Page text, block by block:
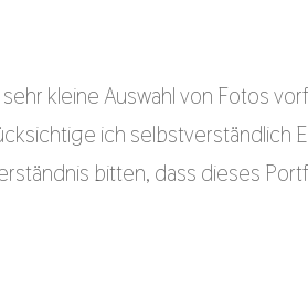
kleine Auswahl von Fotos
ich selbstverständlich
bitten, dass dieses